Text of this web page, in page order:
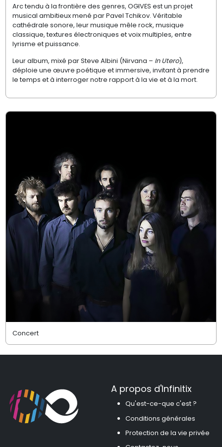
Arc tendu à la frontière des genres, OGIVES est un projet
musical ambitieux mené par Pavel Tchikov. Véritable
cathédrale sonore, leur musique mêle rock, musique
classique, textures électroniques et voix multiples, entre
lyrisme et puissance.
Leur album, mixé par Steve Albini (Nirvana – In Utero),
déploie une œuvre poétique et immersive, invitant à prendre
le temps et à interroger notre rapport à la vie et à la mort.
Concert
A propos d'Infinitix
Qu'est-ce-que c'est ?
Conditions générales
Protection de la vie privée